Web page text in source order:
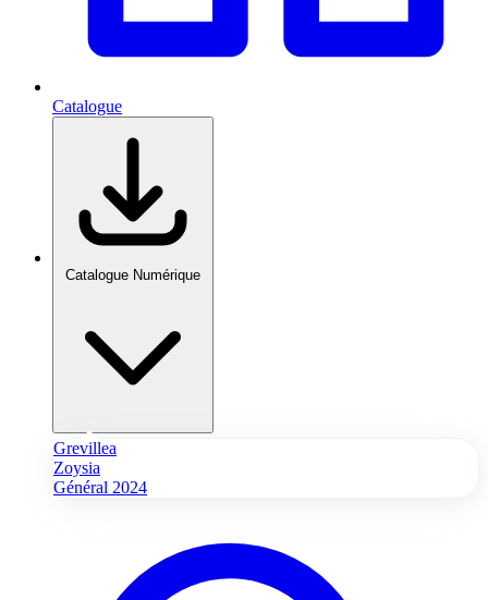
Catalogue
Catalogue Numérique
Grevillea
Zoysia
Général 2024